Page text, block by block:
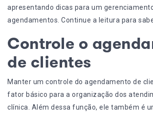
apresentando dicas para um
agendamentos. Continue a leitura para
Controle o
de clientes
Manter um controle do agendamento de
fator básico para a organização dos
clínica. Além dessa função, ele também é